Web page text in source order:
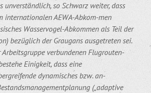
unverständlich, so Schwarz weiter, dass
internationalen AEWA-Abkom-men
Wasservogel-Abkommen als Teil der
bezüglich der Graugans ausgetreten sei.
verbundenen Flugrouten-
Einigkeit, dass eine
dynamisches bzw. an-
(„adaptive